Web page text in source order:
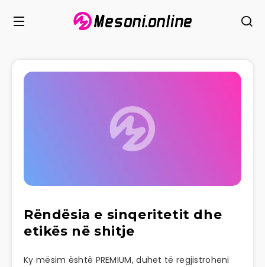
Rëndësia e sinqeritetit dhe
etikës në shitje
Ky mësim është PREMIUM, duhet të regjistroheni